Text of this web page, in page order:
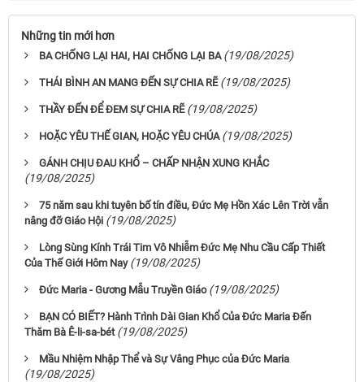
Những tin mới hơn
BA CHỐNG LẠI HAI, HAI CHỐNG LẠI BA (19/08/2025)
THÁI BÌNH AN MANG ĐẾN SỰ CHIA RẼ (19/08/2025)
THẦY ĐẾN ĐỂ ĐEM SỰ CHIA RẼ (19/08/2025)
HOẶC YÊU THẾ GIAN, HOẶC YÊU CHÚA (19/08/2025)
GÁNH CHỊU ĐAU KHỔ – CHẤP NHẬN XUNG KHẮC
(19/08/2025)
75 năm sau khi tuyên bố tín điều, Đức Mẹ Hồn Xác Lên Trời vẫn
nâng đỡ Giáo Hội (19/08/2025)
Lòng Sùng Kính Trái Tim Vô Nhiễm Đức Mẹ Nhu Cầu Cấp Thiết
Của Thế Giới Hôm Nay (19/08/2025)
Đức Maria - Gương Mẫu Truyền Giáo (19/08/2025)
BẠN CÓ BIẾT? Hành Trình Dài Gian Khổ Của Đức Maria Đến
Thăm Bà Ê-li-sa-bét (19/08/2025)
Mầu Nhiệm Nhập Thể và Sự Vâng Phục của Đức Maria
(19/08/2025)